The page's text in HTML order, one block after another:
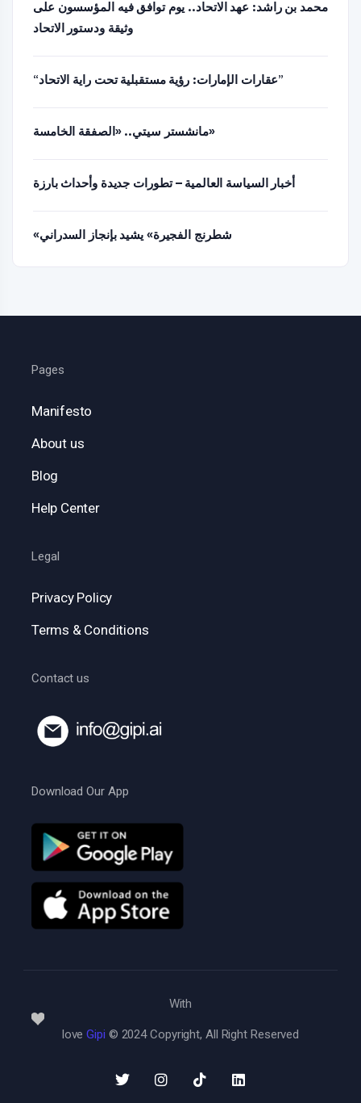
محمد بن راشد: عهد الاتحاد.. يوم توافق فيه المؤسسون على
وثيقة ودستور الاتحاد
“عقارات الإمارات: رؤية مستقبلية تحت راية الاتحاد”
مانشستر سيتي.. «الصفقة الخامسة»
أخبار السياسة العالمية – تطورات جديدة وأحداث بارزة
«شطرنج الفجيرة» يشيد بإنجاز السدراني
Pages
Manifesto
About us
Blog
Help Center
Legal
Privacy Policy
Terms & Conditions
Contact us
Download Our App
With
loveGipi © 2024 Copyright, All Right Reserved